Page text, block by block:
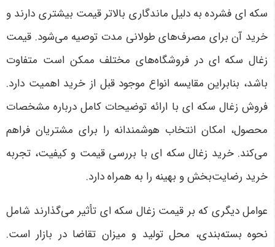
سکه ای فشرده به دلیل ماندگاری بالاتر قیمت بیشتری دارند و
خرید آن برای مصرف‌های طولانی مدت توصیه می‌شود. قیمت
زغال سکه ای در فروشگاه‌های مختلف ممکن است متفاوت
باشد، بنابراین مقایسه انواع موجود قبل از خرید اهمیت دارد.
فروش زغال سکه ای با ارائه توضیحات کامل درباره مشخصات
محصول، امکان انتخاب هوشمندانه را برای مشتریان فراهم
می‌کند. خرید زغال سکه ای با بررسی قیمت و کیفیت، تجربه
خرید رضایت‌بخش و بهینه را به همراه دارد.
عوامل دیگری که بر قیمت زغال سکه ای تأثیر می‌گذارند شامل
نحوه بسته‌بندی، محل تولید و میزان تقاضا در بازار است.